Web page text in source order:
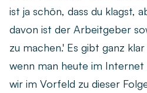
ist ja schön, dass du klagst,
davon ist der Arbeitgeber
zu machen.' Es gibt ganz
wenn man heute im
wir im Vorfeld zu dieser